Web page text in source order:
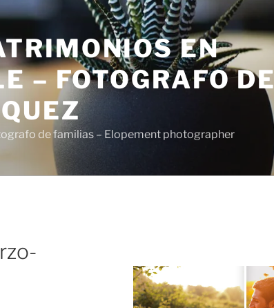
EN
– FOTOGRAFO DE
de familias – Elopement photographer